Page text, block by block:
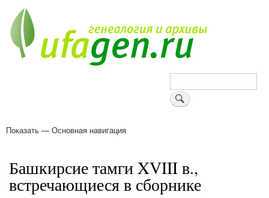
основному
содержанию
Поиск
Основная
Показать — Основная навигация
Башкирсие тамги XVIII в.,
встречающиеся в сборнике